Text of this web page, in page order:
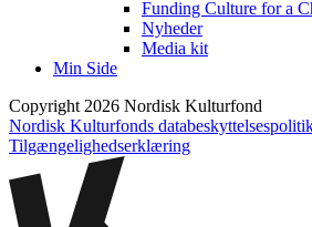
Funding Culture for a
Nyheder
Media kit
Min Side
Copyright 2026 Nordisk Kulturfond
Nordisk Kulturfonds
Tilgængelighedserklæring